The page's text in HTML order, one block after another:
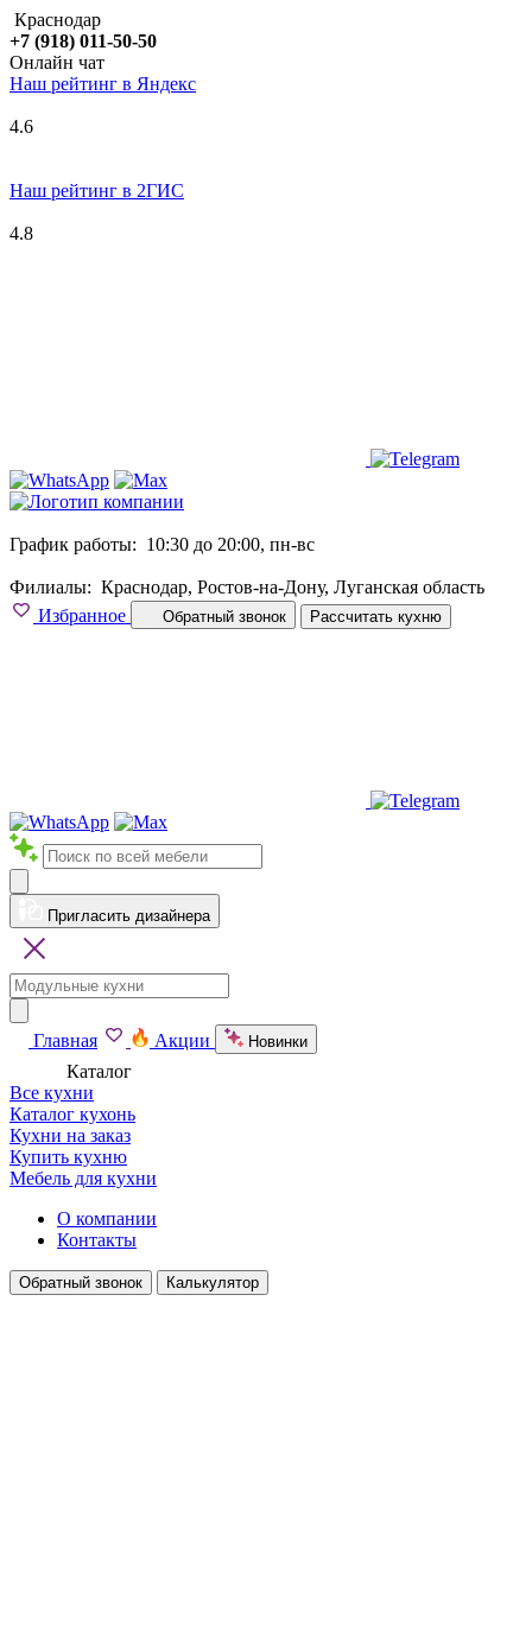
Краснодар
+7 (918) 011-50-50
Онлайн чат
Наш рейтинг в Яндекс
4.6
Наш рейтинг в 2ГИС
4.8
График работы: 10:30 до 20:00, пн-вс
Филиалы: Краснодар, Ростов-на-Дону, Луганская область
Избранное
Обратный звонок Рассчитать кухню
Пригласить дизайнера
Главная Акции Новинки
Каталог
Все кухни
Каталог кухонь
Кухни на заказ
Купить кухню
Мебель для кухни
О компании
Контакты
Обратный звонок Калькулятор